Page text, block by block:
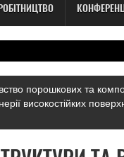
порошкових та
високостійких